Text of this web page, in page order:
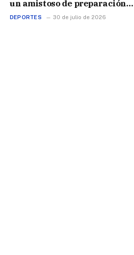
un amistoso de preparación
rumbo a las Eliminatorias 2030
DEPORTES 30 de julio de 2026